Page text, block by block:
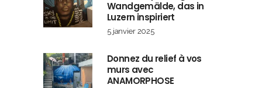
Wandgemälde, das in
Luzern inspiriert
5 janvier 2025
Donnez du relief à vos
murs avec
ANAMORPHOSE